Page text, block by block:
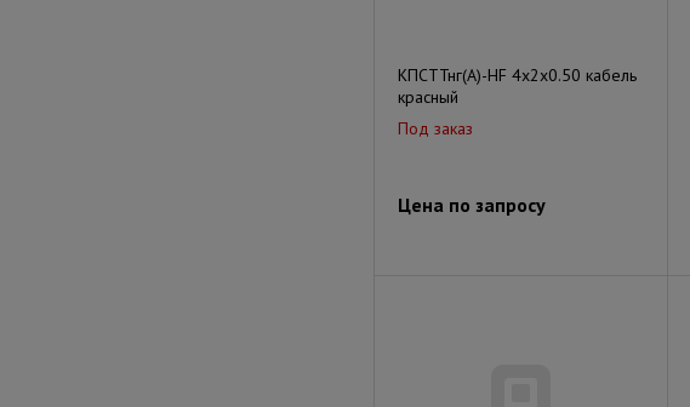
КПСТТнг(А)-HF 4х2х0.50 кабель
красный
Под заказ
Цена по запросу